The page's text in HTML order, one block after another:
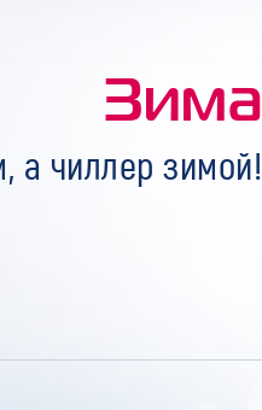
Зима
а чиллер зимой!